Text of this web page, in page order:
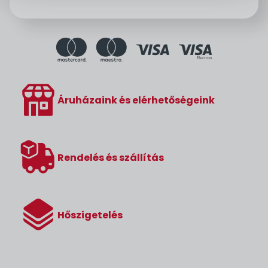
Áruházaink és elérhetőségeink
Rendelés és szállítás
Hőszigetelés